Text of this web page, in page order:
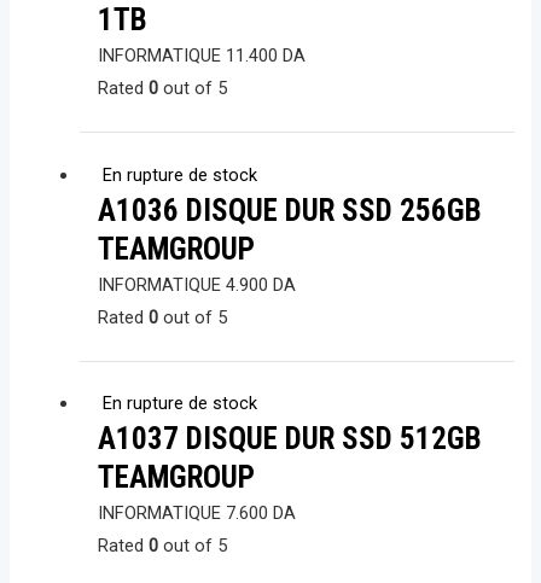
1TB
INFORMATIQUE 11.400 DA
Rated 0out of 5
En rupture de stock
A1036 DISQUE DUR SSD 256GB
TEAMGROUP
INFORMATIQUE 4.900 DA
Rated 0out of 5
En rupture de stock
A1037 DISQUE DUR SSD 512GB
TEAMGROUP
INFORMATIQUE 7.600 DA
Rated 0out of 5